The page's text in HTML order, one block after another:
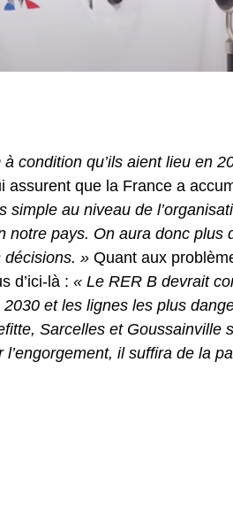
condition qu’ils aient lieu en
que la France a
simple au niveau de
pays. On aura donc plus
décisions. » Quant aux
d’ici-là : « Le RER B devrait
2030 et les lignes les plus
Sarcelles et Goussainville
il suffira de la